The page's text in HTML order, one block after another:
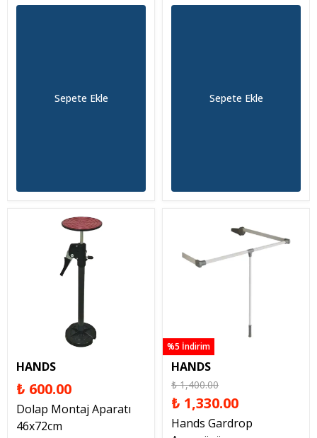
Sepete Ekle Sepete Ekle
HANDS
₺ 600.00
Dolap Montaj Aparatı
46x72cm
%5 İndirim
HANDS
₺ 1,400.00
₺ 1,330.00
Hands Gardrop